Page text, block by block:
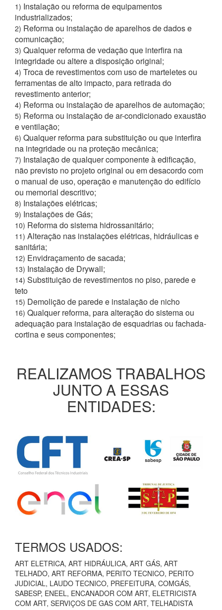
1) Instalação ou reforma de equipamentos
industrializados;
2) Reforma ou instalação de aparelhos de dados e
comunicação;
3) Qualquer reforma de vedação que interfira na
integridade ou altere a disposição original;
4) Troca de revestimentos com uso de marteletes ou
ferramentas de alto impacto, para retirada do
revestimento anterior;
4) Reforma ou instalação de aparelhos de automação;
5) Reforma ou instalação de ar-condicionado exaustão
e ventilação;
6) Qualquer reforma para substituição ou que interfira
na integridade ou na proteção mecânica;
7) Instalação de qualquer componente à edificação,
não previsto no projeto original ou em desacordo com
o manual de uso, operação e manutenção do edifício
ou memorial descritivo;
8) Instalações elétricas;
9) Instalações de Gás;
10) Reforma do sistema hidrossanitário;
11) Alteração nas instalações elétricas, hidráulicas e
sanitária;
12) Envidraçamento de sacada;
13) Instalação de Drywall;
14) Substituição de revestimentos no piso, parede e
teto
15) Demolição de parede e instalação de nicho
16) Qualquer reforma, para alteração do sistema ou
adequação para instalação de esquadrias ou fachada-
cortina e seus componentes;
REALIZAMOS TRABALHOS
JUNTO A ESSAS
ENTIDADES:
TERMOS USADOS:
ART ELETRICA, ART HIDRÁULICA, ART GÁS, ART
TELHADO, ART REFORMA, PERITO TECNICO, PERITO
JUDICIAL, LAUDO TECNICO, PREFEITURA, COMGÁS,
SABESP, ENEEL, ENCANADOR COM ART, ELETRICISTA
COM ART, SERVIÇOS DE GAS COM ART, TELHADISTA